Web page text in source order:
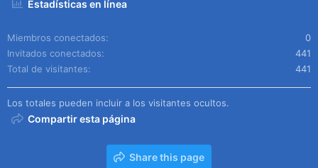
Estadísticas en línea
Miembros conectados
0
Invitados conectados
441
Total de visitantes
441
Los totales pueden incluir a los visitantes ocultos.
Compartir esta página
Share this page